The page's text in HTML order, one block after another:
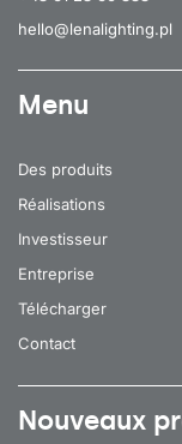
hello@lenalighting.pl
Menu
Des produits
Réalisations
Investisseur
Entreprise
Télécharger
Contact
Nouveaux